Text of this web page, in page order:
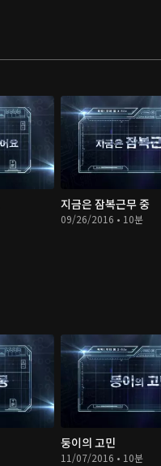
지금은 잠복근무 중
09/26/2016 • 10분
둥이의 고민
11/07/2016 • 10분